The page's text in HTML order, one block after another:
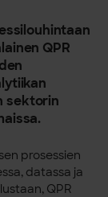
QPR
sektorin
prosessien
datassa ja
QPR